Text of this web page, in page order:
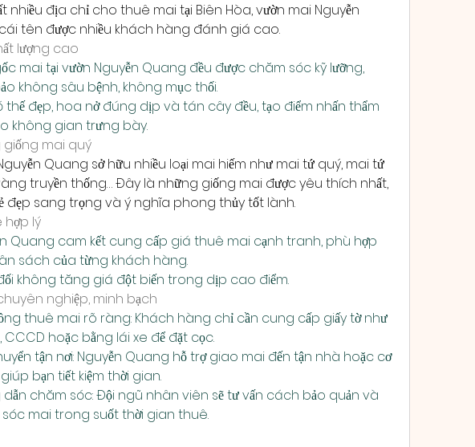
nhiều địa chỉ cho thuê mai tại Biên Hòa, vườn mai Nguyễn
tên được nhiều khách hàng đánh giá cao.
lượng cao
mai tại vườn Nguyễn Quang đều được chăm sóc kỹ lưỡng,
không sâu bệnh, không mục thối.
thế đẹp, hoa nở đúng dịp và tán cây đều, tạo điểm nhấn thẩm
không gian trưng bày.
giống mai quý
Quang sở hữu nhiều loại mai hiếm như mai tứ quý, mai tứ
truyền thống… Đây là những giống mai được yêu thích nhất,
đẹp sang trọng và ý nghĩa phong thủy tốt lành.
hợp lý
Quang cam kết cung cấp giá thuê mai cạnh tranh, phù hợp
sách của từng khách hàng.
không tăng giá đột biến trong dịp cao điểm.
nghiệp, minh bạch
thuê mai rõ ràng: Khách hàng chỉ cần cung cấp giấy tờ như
CCCD hoặc bằng lái xe để đặt cọc.
tận nơi: Nguyễn Quang hỗ trợ giao mai đến tận nhà hoặc cơ
bạn tiết kiệm thời gian.
dẫn chăm sóc: Đội ngũ nhân viên sẽ tư vấn cách bảo quản và
mai trong suốt thời gian thuê.